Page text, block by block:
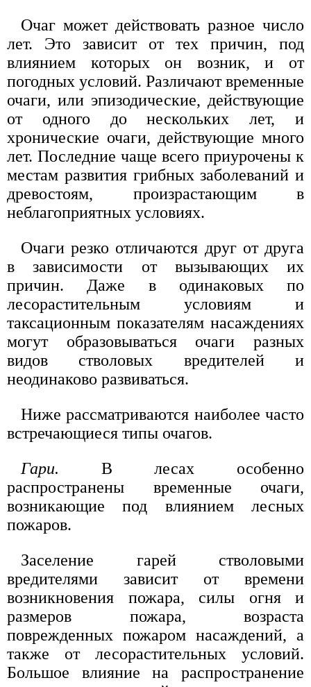
Очаг может действовать разное число
лет. Это зависит от тех причин, под
влиянием которых он возник, и от
погодных условий. Различают временные
очаги, или эпизодические, действующие
от одного до нескольких лет, и
хронические очаги, действующие много
лет. Последние чаще всего приурочены к
местам развития грибных заболеваний и
древостоям, произрастающим в
неблагоприятных условиях.
Очаги резко отличаются друг от друга
в зависимости от вызывающих их
причин. Даже в одинаковых по
лесорастительным условиям и
таксационным показателям насаждениях
могут образовываться очаги разных
видов стволовых вредителей и
неодинаково развиваться.
Ниже рассматриваются наиболее часто
встречающиеся типы очагов.
Гари. В лесах особенно
распространены временные очаги,
возникающие под влиянием лесных
пожаров.
Заселение гарей стволовыми
вредителями зависит от времени
возникновения пожара, силы огня и
размеров пожара, возраста
поврежденных пожаром насаждений, а
также от лесорастительных условий.
Большое влияние на распространение